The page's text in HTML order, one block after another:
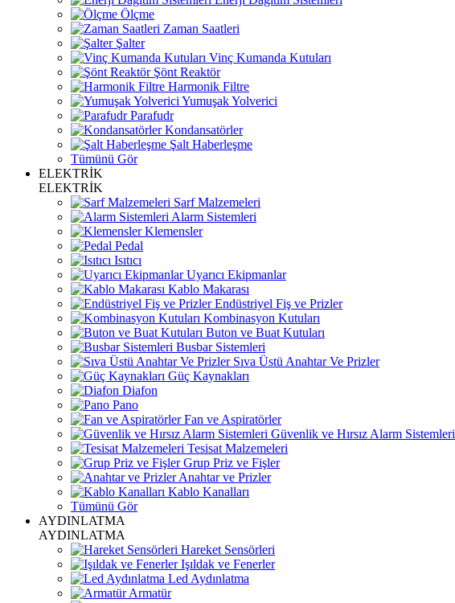
Ölçme
Zaman Saatleri
Şalter
Vinç Kumanda Kutuları
Şönt Reaktör
Harmonik Filtre
Yumuşak Yolverici
Parafudr
Kondansatörler
Şalt Haberleşme
Tümünü Gör
ELEKTRİK
ELEKTRİK
Sarf Malzemeleri
Alarm Sistemleri
Klemensler
Pedal
Isıtıcı
Uyarıcı Ekipmanlar
Kablo Makarası
Endüstriyel Fiş ve Prizler
Kombinasyon Kutuları
Buton ve Buat Kutuları
Busbar Sistemleri
Sıva Üstü Anahtar Ve Prizler
Güç Kaynakları
Diafon
Pano
Fan ve Aspiratörler
Güvenlik ve Hırsız Alarm Sistemleri
Tesisat Malzemeleri
Grup Priz ve Fişler
Anahtar ve Prizler
Kablo Kanalları
Tümünü Gör
AYDINLATMA
AYDINLATMA
Hareket Sensörleri
Işıldak ve Fenerler
Led Aydınlatma
Armatür